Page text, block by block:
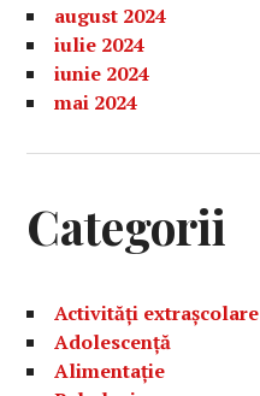
august 2024
iulie 2024
iunie 2024
mai 2024
Categorii
Activități extrașcolare
Adolescență
Alimentație